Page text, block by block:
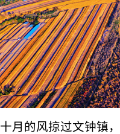
十月的风掠过文钟镇